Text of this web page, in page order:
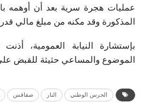
عمليات هجرة سرية بعد أن أوهمه
المذكورة وقد مكنه من مبلغ مالي قدره 06 آلاف
بإستشارة النيابة العمومية،
الموضوع والمساعي حثيثة للقبض
الحرس الوطني النار صفاقس